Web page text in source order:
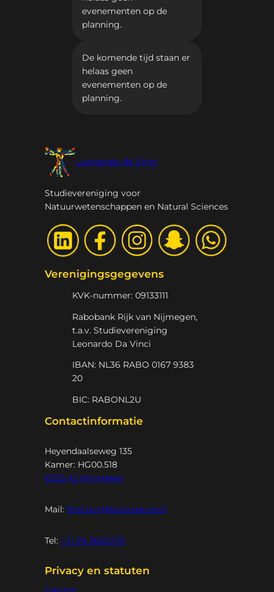
evenementen op de
planning.
De komende tijd staan er
helaas geen
evenementen op de
planning.
Leonardo da Vinci
Studievereniging voor
Natuurwetenschappen en Natural Sciences
Verenigingsgegevens
KVK-nummer: 09133111
Rabobank Rijk van Nijmegen,
t.a.v. Studievereniging
Leonardo Da Vinci
IBAN: NL36 RABO 0167 9383
20
BIC: RABONL2U
Contactinformatie
Heyendaalseweg 135
Kamer: HG00.518
6525 AJ Nijmegen
Mail: Bestuur@svleonardo.nl
Tel: +31 24 3652079
Privacy en statuten